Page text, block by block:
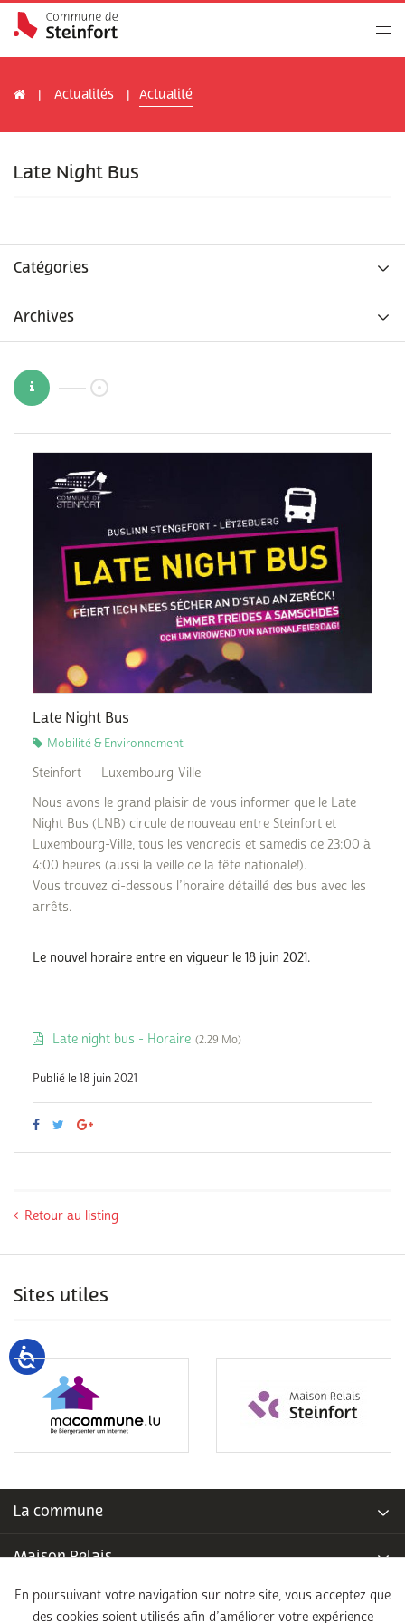
Actualités Actualité
Late Night Bus
Catégories
Archives
Late Night Bus
Mobilité & Environnement
Steinfort - Luxembourg-Ville
Nous avons le grand plaisir de vous informer que le Late
Night Bus (LNB) circule de nouveau entre Steinfort et
Luxembourg-Ville, tous les vendredis et samedis de 23:00 à
4:00 heures (aussi la veille de la fête nationale!).
Vous trouvez ci-dessous l’horaire détaillé des bus avec les
arrêts.
Le nouvel horaire entre en vigueur le 18 juin 2021.
Late night bus - Horaire (2.29 Mo)
Publié le 18 juin 2021
Retour au listing
Sites utiles
La commune
Maison Relais
Piscine communale
En poursuivant votre navigation sur notre site, vous acceptez que
des cookies soient utilisés afin d’améliorer votre expérience